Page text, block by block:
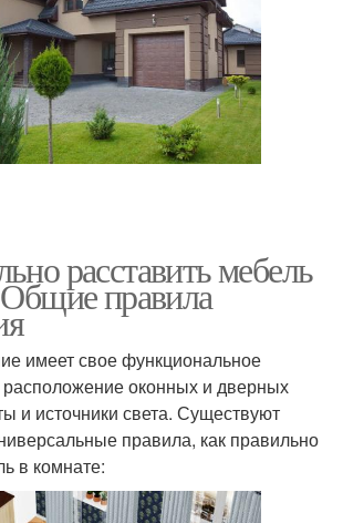
расставить мебель
правила
имеет свое функциональное
оконных и дверных
и источники света. Существуют
правила, как правильно
в комнате: